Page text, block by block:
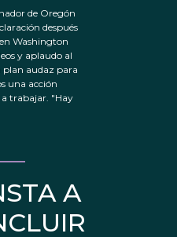
de Oregón
después
en Washington
y aplaudo al
plan audaz para
una acción
a trabajar. "Hay
A